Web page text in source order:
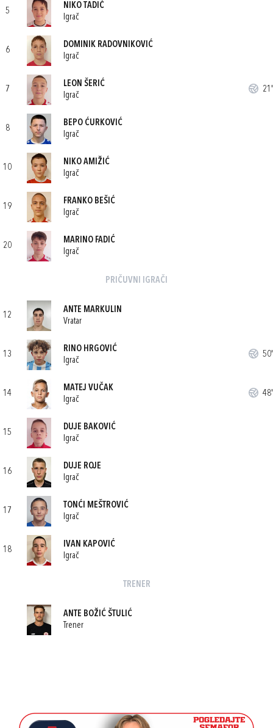
5
NIKO TADIĆ
Igrač
6
DOMINIK RADOVNIKOVIĆ
Igrač
7
LEON ŠERIĆ
Igrač
21'
8
BEPO ĆURKOVIĆ
Igrač
10
NIKO AMIŽIĆ
Igrač
19
FRANKO BEŠIĆ
Igrač
20
MARINO FADIĆ
Igrač
PRIČUVNI IGRAČI
12
ANTE MARKULIN
Vratar
13
RINO HRGOVIĆ
Igrač
50'
14
MATEJ VUČAK
Igrač
48'
15
DUJE BAKOVIĆ
Igrač
16
DUJE ROJE
Igrač
17
TONĆI MEŠTROVIĆ
Igrač
18
IVAN KAPOVIĆ
Igrač
TRENER
ANTE BOŽIĆ ŠTULIĆ
Trener